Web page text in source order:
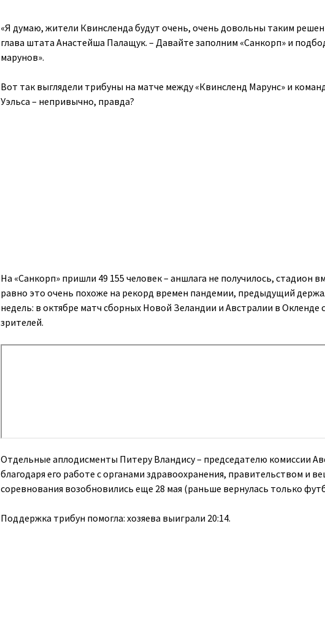
«Я думаю, жители Квинсленда будут очень, очень довольны таким
глава штата Анастейша Палащук. – Давайте заполним «Санкорп» и
марунов».
Вот так выглядели трибуны на матче между «Квинсленд Марунс» и
Уэльса – непривычно, правда?
На «Санкорп» пришли 49 155 человек – аншлага не получилось, стадион
равно это очень похоже на рекорд времен пандемии, предыдущий
недель: в октябре матч сборных Новой Зеландии и Австралии в Окленде
зрителей.
Отдельные аплодисменты Питеру Вландису – председателю комиссии
благодаря его работе с органами здравоохранения, правительством и
соревнования возобновились еще 28 мая (раньше вернулась только
Поддержка трибун помогла: хозяева выиграли 20:14.